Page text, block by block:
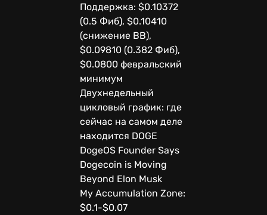
Поддержка: $0.10372
(0.5 Фиб), $0.10410
(снижение BB),
$0.09810 (0.382 Фиб),
$0.0800 февральский
минимум
Двухнедельный
цикловый график: где
сейчас на самом деле
находится DOGE
DogeOS Founder Says
Dogecoin is Moving
Beyond Elon Musk
My Accumulation Zone:
$0.1-$0.07